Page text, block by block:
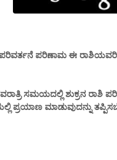
ಪರಿವರ್ತನೆ ಪರಿಣಾಮ ಈ
ನವರಾತ್ರಿ ಸಮಯದಲ್ಲಿ ಶುಕ್ರನ
ಮಾಡುವುದನ್ನು